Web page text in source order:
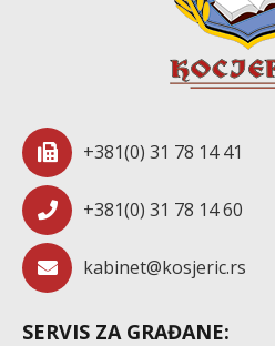
+381(0) 31 78 14 41
+381(0) 31 78 14 60
kabinet@kosjeric.rs
SERVIS ZA GRAĐANE: